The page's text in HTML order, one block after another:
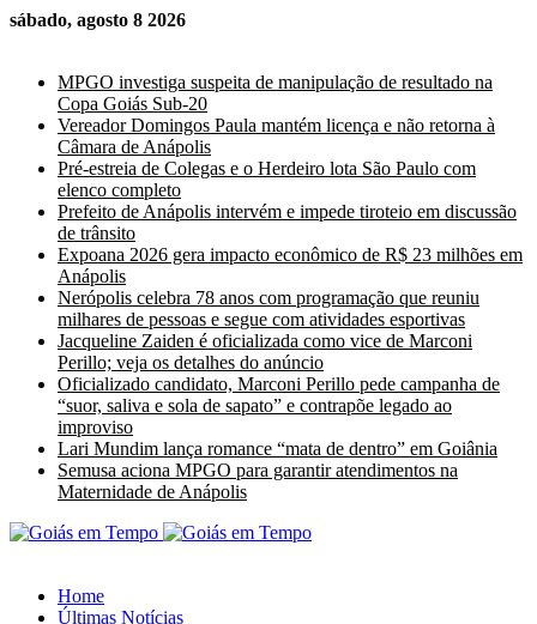
sábado, agosto 8 2026
MPGO investiga suspeita de manipulação de resultado na
Copa Goiás Sub-20
Vereador Domingos Paula mantém licença e não retorna à
Câmara de Anápolis
Pré-estreia de Colegas e o Herdeiro lota São Paulo com
elenco completo
Prefeito de Anápolis intervém e impede tiroteio em discussão
de trânsito
Expoana 2026 gera impacto econômico de R$ 23 milhões em
Anápolis
Nerópolis celebra 78 anos com programação que reuniu
milhares de pessoas e segue com atividades esportivas
Jacqueline Zaiden é oficializada como vice de Marconi
Perillo; veja os detalhes do anúncio
Oficializado candidato, Marconi Perillo pede campanha de
“suor, saliva e sola de sapato” e contrapõe legado ao
improviso
Lari Mundim lança romance “mata de dentro” em Goiânia
Semusa aciona MPGO para garantir atendimentos na
Maternidade de Anápolis
Home
Últimas Notícias